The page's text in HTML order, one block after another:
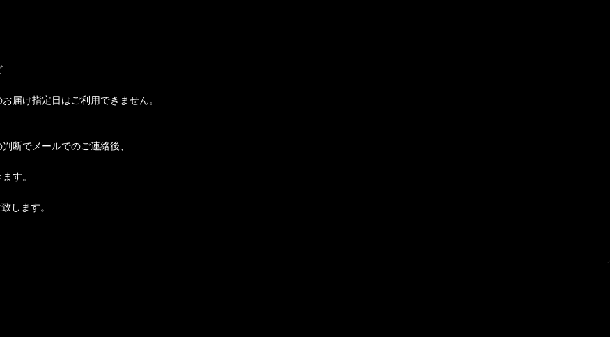
届け指定日はご利用できません。
断でメールでのご連絡後、
す。
します。